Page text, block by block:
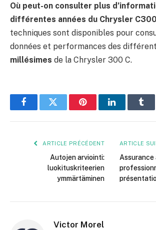
Où peut-on consulter plus
différentes années du Chrysler
techniques sont disponibles pour
données et performances des
millésimes de la Chrysler 300 C.
FacebookTwitter PinterestLinkedIn
ARTICLE PRÉCÉDENT
Autojen arviointi:
luokituskriteerien
ymmärtäminen
ARTICLE
Assurance
Victor Morel